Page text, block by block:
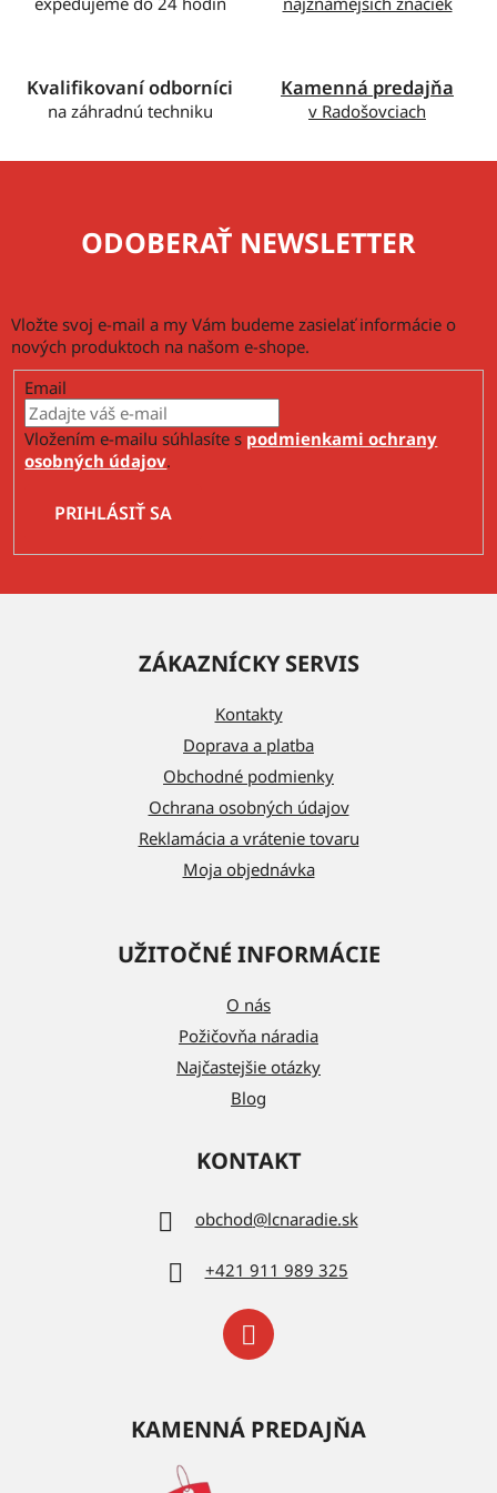
Kvalifikovaní odborníci
na záhradnú techniku
Kamenná predajňa
v Radošovciach
ODOBERAŤ NEWSLETTER
Vložte svoj e-mail a my Vám budeme zasielať informácie o
nových produktoch na našom e-shope.
Email
Vložením e-mailu súhlasíte s podmienkami ochrany
osobných údajov.
PRIHLÁSIŤ SA
ZÁKAZNÍCKY SERVIS
Kontakty
Doprava a platba
Obchodné podmienky
Ochrana osobných údajov
Reklamácia a vrátenie tovaru
Moja objednávka
UŽITOČNÉ INFORMÁCIE
O nás
Požičovňa náradia
Najčastejšie otázky
Blog
KONTAKT
obchod@lcnaradie.sk
+421 911 989 325
KAMENNÁ PREDAJŇA